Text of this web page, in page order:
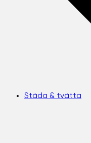
Städa & tvätta